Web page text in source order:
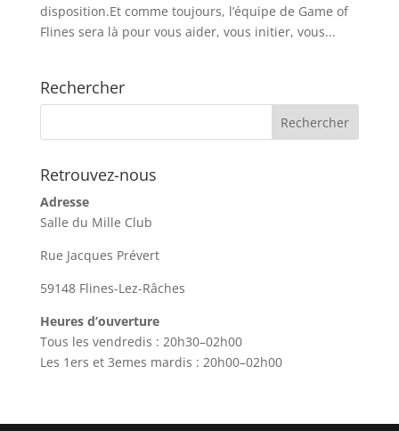
disposition.Et comme toujours, l’équipe de Game of
Flines sera là pour vous aider, vous initier, vous...
Rechercher
Retrouvez-nous
Adresse
Salle du Mille Club
Rue Jacques Prévert
59148 Flines-Lez-Râches
Heures d’ouverture
Tous les vendredis : 20h30–02h00
Les 1ers et 3emes mardis : 20h00–02h00